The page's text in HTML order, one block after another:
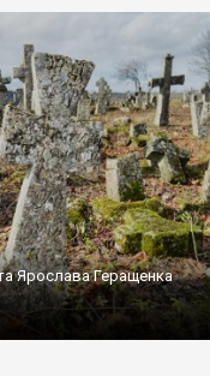
Ярослава Геращенка